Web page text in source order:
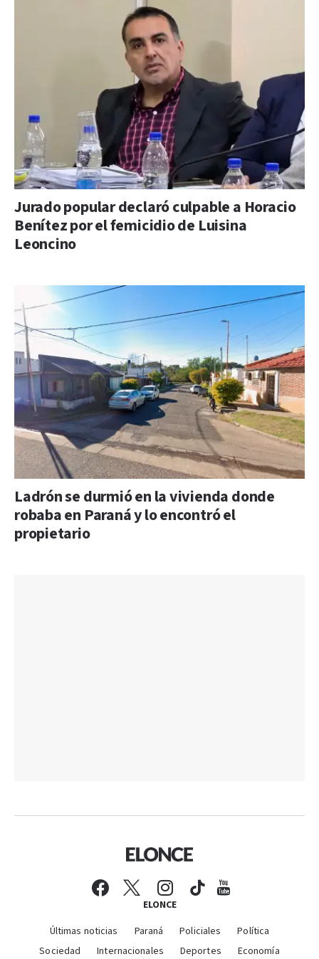
Jurado popular declaró culpable a Horacio
Benítez por el femicidio de Luisina
Leoncino
Ladrón se durmió en la vivienda donde
robaba en Paraná y lo encontró el
propietario
ELONCE
Últimas noticias Paraná Policiales
Política
Sociedad
Internacionales Deportes Economía